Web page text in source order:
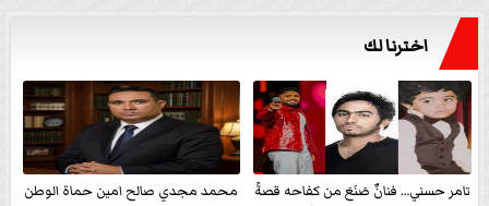
اخترنا لك
تامر حسني… فنانٌ صَنَعَ من كفاحه قصةً
محمد مجدي صالح امين حماة الوطن